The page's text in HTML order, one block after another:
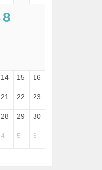
(1)
8
14 15 16
21 22 23
28 29 30
4 5 6